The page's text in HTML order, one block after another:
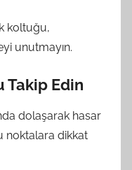
koltuğu,
unutmayın.
Takip Edin
dolaşarak hasar
noktalara dikkat